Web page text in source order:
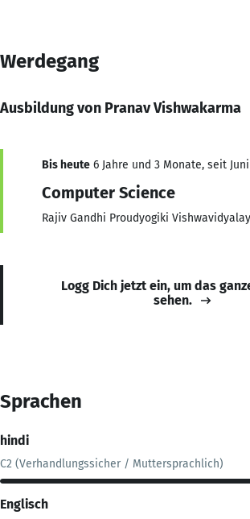
Werdegang
Ausbildung von Pranav Vishwakarma
Bis heute 6 Jahre und 3 Monate, seit
Computer Science
Rajiv Gandhi Proudyogiki
Logg Dich jetzt ein, um das
sehen.
Sprachen
hindi
C2 (Verhandlungssicher / Muttersprachlich)
Englisch